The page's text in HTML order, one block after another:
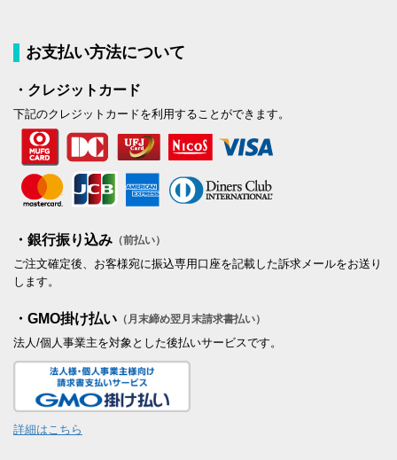
お支払い方法について
・クレジットカード
下記のクレジットカードを利用することができます。
・銀行振り込み （前払い）
ご注文確定後、お客様宛に振込専用口座を記載した訴求メールをお送り
します。
・GMO掛け払い （月末締め翌月末請求書払い）
法人/個人事業主を対象とした後払いサービスです。
詳細はこちら